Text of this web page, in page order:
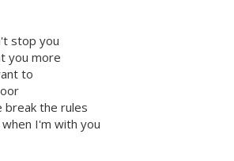
stop you
you more
to
break the rules
I'm with you